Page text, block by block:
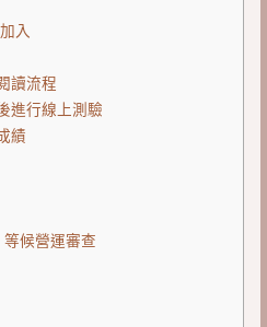
入
讀流程
進行線上測驗
績
候營運審查